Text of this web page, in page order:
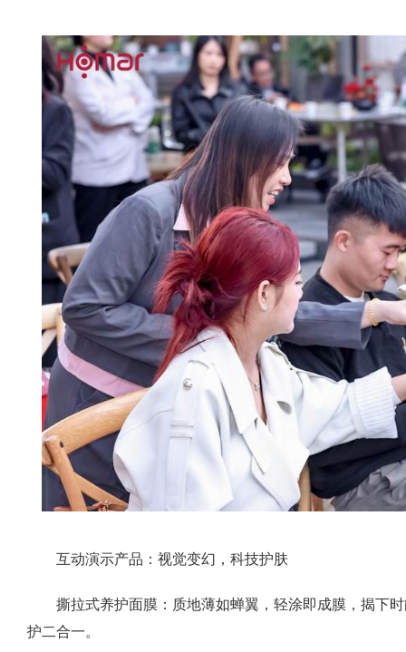
互动演示产品：视觉变幻，科技护肤
撕拉式养护面膜：质地薄如蝉翼，轻涂即成膜，揭下
护二合一。